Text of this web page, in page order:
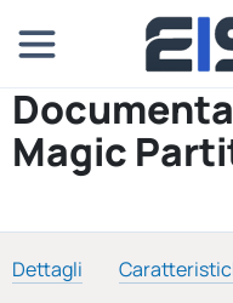
Magic
Dettagli